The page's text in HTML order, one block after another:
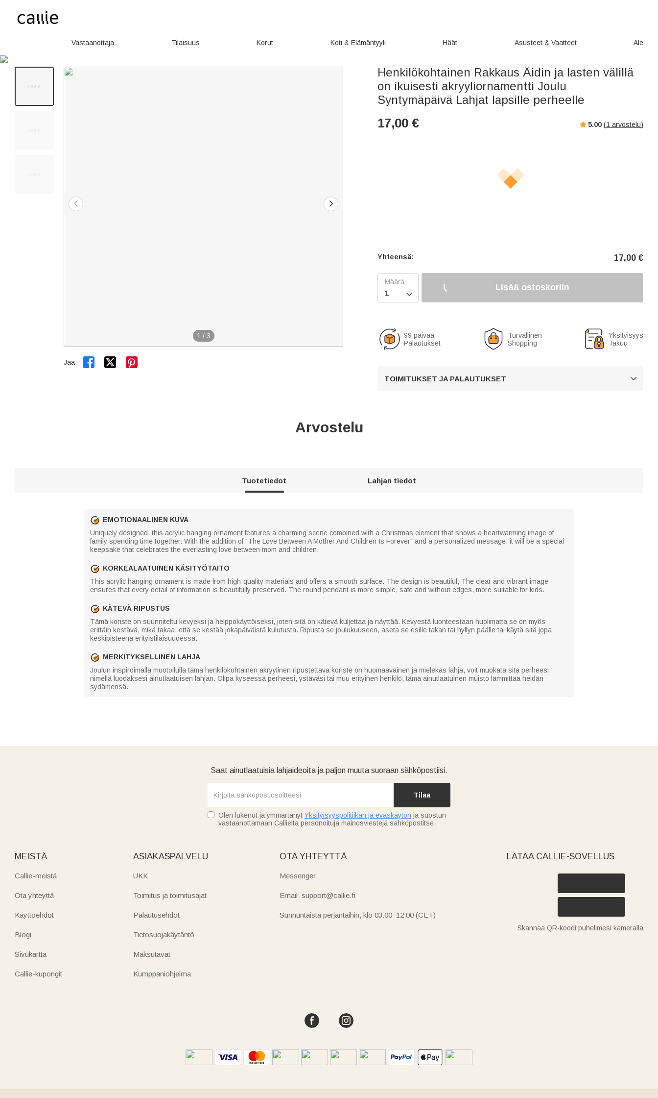
Vastaanottaja Tilaisuus Korut Koti & Elämäntyyli Häät Asusteet & Vaatteet Ale
1 / 3
Jaa:  
Henkilökohtainen Rakkaus Äidin ja lasten välillä
on ikuisesti akryyliornamentti Joulu
Syntymäpäivä Lahjat lapsille perheelle
17,00 € 5.00 (1 arvostelu)
Yhteensä: 17,00 €

Lisää ostoskoriin
99 päivää
Palautukset
Turvallinen
Shopping
Yksityisyys
Takuu
TOIMITUKSET JA PALAUTUKSET 
Arvostelu
Tuotetiedot Lahjan tiedot
EMOTIONAALINEN KUVA
Uniquely designed, this acrylic hanging ornament features a charming scene combined with a Christmas element that shows a heartwarming image of
family spending time together. With the addition of "The Love Between A Mother And Children Is Forever" and a personalized message, it will be a special
keepsake that celebrates the everlasting love between mom and children.
KORKEALAATUINEN KÄSITYÖTAITO
This acrylic hanging ornament is made from high-quality materials and offers a smooth surface. The design is beautiful, The clear and vibrant image
ensures that every detail of information is beautifully preserved. The round pendant is more simple, safe and without edges, more suitable for kids.
KÄTEVÄ RIPUSTUS
Tämä koriste on suunniteltu kevyeksi ja helppokäyttöiseksi, joten sitä on kätevä kuljettaa ja näyttää. Kevyestä luonteestaan huolimatta se on myös
erittäin kestävä, mikä takaa, että se kestää jokapäiväistä kulutusta. Ripusta se joulukuuseen, aseta se esille takan tai hyllyn päälle tai käytä sitä jopa
keskipisteenä erityistilaisuudessa.
MERKITYKSELLINEN LAHJA
Joulun inspiroimalla muotoilulla tämä henkilökohtainen akryylinen ripustettava koriste on huomaavainen ja mielekäs lahja, voit muokata sitä perheesi
nimellä luodaksesi ainutlaatuisen lahjan. Olipa kyseessä perheesi, ystäväsi tai muu erityinen henkilö, tämä ainutlaatuinen muisto lämmittää heidän
sydämensä.
Saat ainutlaatuisia lahjaideoita ja paljon muuta suoraan sähköpostiisi.
Tilaa
Olen lukenut ja ymmärtänyt Yksityisyyspolitiikan ja eväskäytön ja suostun
vastaanottamaan Callielta personoituja mainosviestejä sähköpostitse.
MEISTÄ
Callie-meistä
Ota yhteyttä
Käyttöehdot
Blogi
Sivukartta
Callie-kupongit
ASIAKASPALVELU
UKK
Toimitus ja toimitusajat
Palautusehdot
Tietosuojakäytäntö
Maksutavat
Kumppaniohjelma
OTA YHTEYTTÄ
Messenger
Email: support@callie.fi
Sunnuntaista perjantaihin, klo 03:00–12:00 (CET)
LATAA CALLIE-SOVELLUS
Skannaa QR-koodi puhelimesi kameralla